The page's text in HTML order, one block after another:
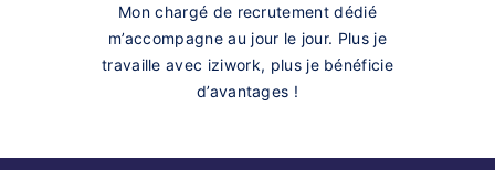
Mon chargé de recrutement dédié
m’accompagne au jour le jour. Plus je
travaille avec iziwork, plus je bénéficie
d’avantages !